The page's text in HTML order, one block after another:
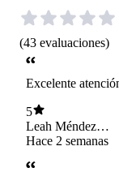
(43 evaluaciones)
Excelente
5
Leah Méndez
Murcia
Hace 2 semanas